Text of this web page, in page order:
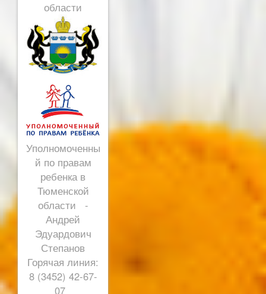
области
Уполномоченны
й по правам
ребенка в
Тюменской
области -
Андрей
Эдуардович
Степанов
Горячая линия:
8 (3452) 42-67-
07